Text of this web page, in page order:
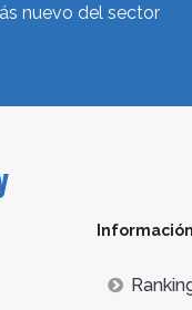
nuevo del sector
Información